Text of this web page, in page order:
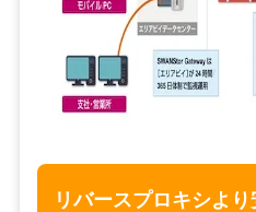
リバースプロキシよ